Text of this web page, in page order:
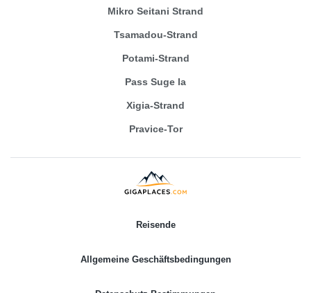
Mikro Seitani Strand
Tsamadou-Strand
Potami-Strand
Pass Suge la
Xigia-Strand
Pravice-Tor
Reisende
Allgemeine Geschäftsbedingungen